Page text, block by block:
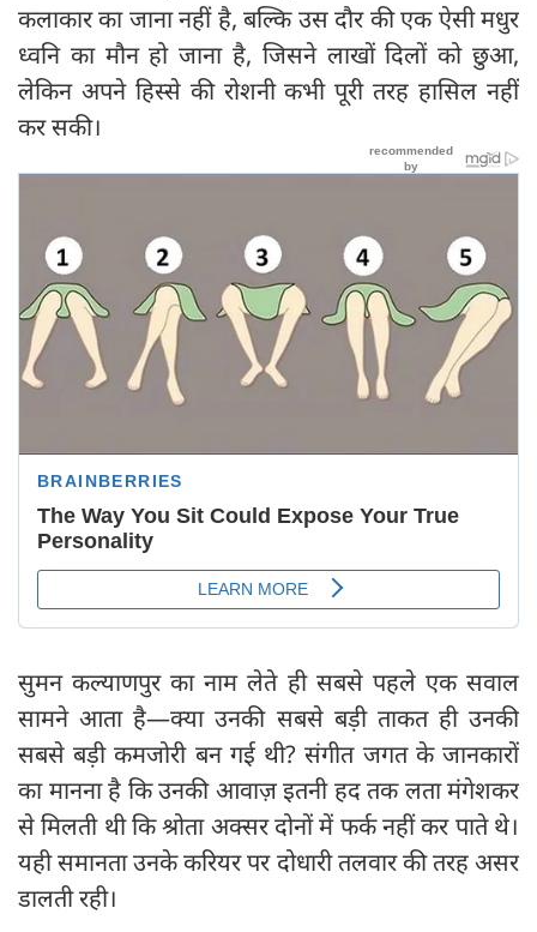
कलाकार का जाना नहीं है, बल्कि उस दौर की एक ऐसी मधुर
ध्वनि का मौन हो जाना है, जिसने लाखों दिलों को छुआ,
लेकिन अपने हिस्से की रोशनी कभी पूरी तरह हासिल नहीं
कर सकी।
सुमन कल्याणपुर का नाम लेते ही सबसे पहले एक सवाल
सामने आता है—क्या उनकी सबसे बड़ी ताकत ही उनकी
सबसे बड़ी कमजोरी बन गई थी? संगीत जगत के जानकारों
का मानना है कि उनकी आवाज़ इतनी हद तक लता मंगेशकर
से मिलती थी कि श्रोता अक्सर दोनों में फर्क नहीं कर पाते थे।
यही समानता उनके करियर पर दोधारी तलवार की तरह असर
डालती रही।